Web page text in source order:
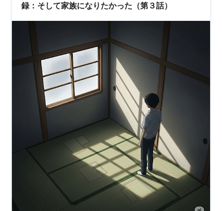
録：そして家族になりたかった（第３話）